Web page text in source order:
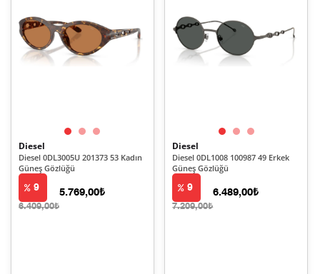
Diesel
Diesel 0DL3005U 201373 53 Kadın
Güneş Gözlüğü
9
6.409,00₺
5.769,00₺
Diesel
Diesel 0DL1008 100987 49 Erkek
Güneş Gözlüğü
9
7.209,00₺
6.489,00₺